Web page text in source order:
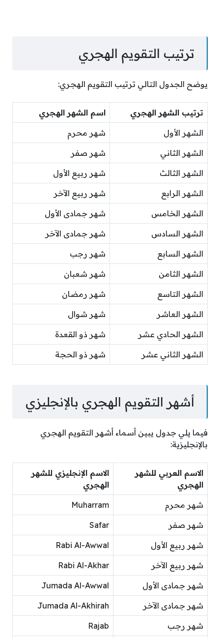
ترتيب التقويم الهجري
يوضح الجدول التالي ترتيب التقويم الهجري:
ترتيب الشهر الهجري اسم الشهر الهجري
الشهر الأول شهر محرم
الشهر الثاني شهر صفر
الشهر الثالث شهر ربيع الأول
الشهر الرابع شهر ربيع الآخر
الشهر الخامس شهر جمادى الأول
الشهر السادس شهر جمادى الآخر
الشهر السابع شهر رجب
الشهر الثامن شهر شعبان
الشهر التاسع شهر رمضان
الشهر العاشر شهر شوال
الشهر الحادي عشر شهر ذو القعدة
الشهر الثاني عشر شهر ذو الحجة
أشهر التقويم الهجري بالإنجليزي
فيما يلي جدول يبين أسماء أشهر التقويم الهجري
بالإنجليزية:
الاسم العربي للشهر
الهجري
الاسم الإنجليزي للشهر
الهجري
شهر محرم Muharram
شهر صفر Safar
شهر ربيع الأول Rabi Al-Awwal
شهر ربيع الآخر Rabi Al-Akhar
شهر جمادى الأول Jumada Al-Awwal
شهر جمادى الآخر Jumada Al-Akhirah
شهر رجب Rajab